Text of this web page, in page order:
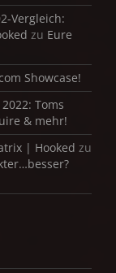
Vergleich:
zu Eure
Showcase!
Toms
& mehr!
| Hooked zu